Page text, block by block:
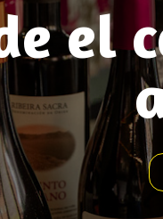
el